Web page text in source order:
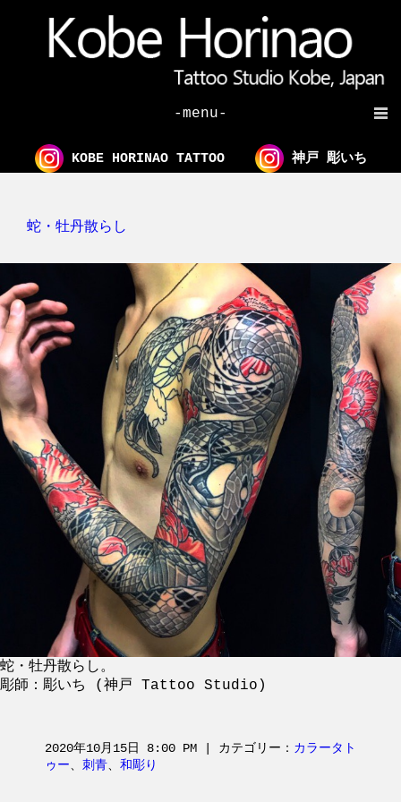
-menu-
KOBE HORINAO TATTOO 神戸 彫いち
蛇・牡丹散らし
蛇・牡丹散らし。
彫師：彫いち (神戸 Tattoo Studio)
2020年10月15日 8:00 PM | カテゴリー： カラータト
ゥー、 刺青、 和彫り